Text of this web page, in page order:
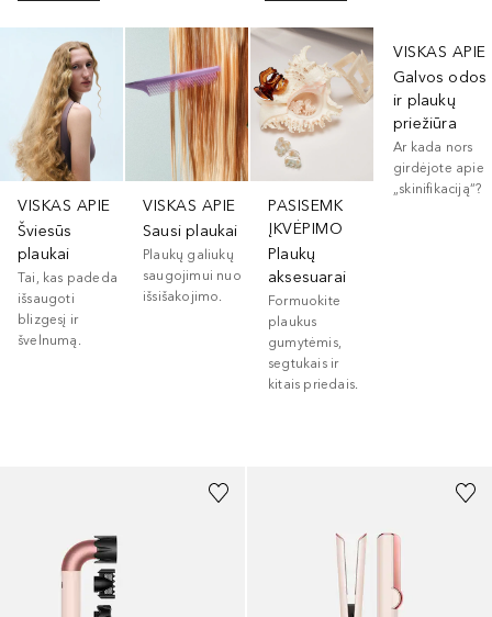
Praleisti slankiklį
VISKAS APIE
Šviesūs
plaukai
Tai, kas padeda
išsaugoti
blizgesį ir
švelnumą.
VISKAS APIE
Sausi plaukai
Plaukų galiukų
saugojimui nuo
išsišakojimo.
PASISEMK
ĮKVĖPIMO
Plaukų
aksesuarai
Formuokite
plaukus
gumytėmis,
segtukais ir
kitais priedais.
VISKAS APIE
Galvos odos
ir plaukų
priežiūra
Ar kada nors
girdėjote apie
„skinifikaciją“?